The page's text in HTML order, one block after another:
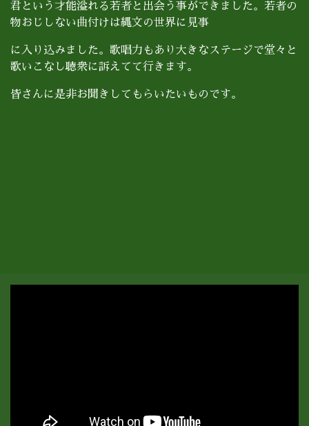
君という才能溢れる若者と出会う事ができました。若者の
物おじしない曲付けは縄文の世界に見事
に入り込みました。歌唱力もあり大きなステージで堂々と
歌いこなし聴衆に訴えてて行きます。
皆さんに是非お聞きしてもらいたいものです。